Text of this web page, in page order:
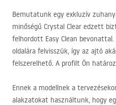
Bemutatunk egy exkluzív
minőségű Crystal Clear edzett
felhordott Easy Clean
oldalára felvisszük, így az ajtó
felszerelhető. A profilt Ön
Ennek a modellnek a
alakzatokat használtunk, hogy